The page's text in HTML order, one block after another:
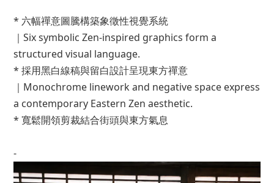
* 六幅禪意圖騰構築象徵性視覺系統
｜Six symbolic Zen-inspired graphics form a
structured visual language.
* 採用黑白線稿與留白設計呈現東方禪意
｜Monochrome linework and negative space express
a contemporary Eastern Zen aesthetic.
* 寬鬆開領剪裁結合街頭與東方氣息
-